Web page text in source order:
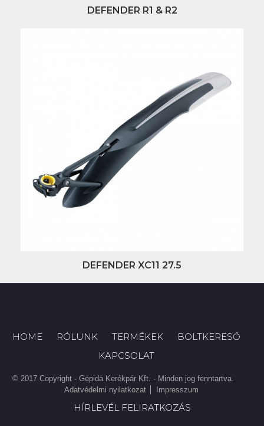
DEFENDER R1 & R2
DEFENDER XC11 27.5
HOME RÓLUNK TERMÉKEK
BOLTKERESŐ
KAPCSOLAT
© 2017 Copyright - Gepida Kerékpár Kft. - Minden jog fenntartva.
Adatvédelmi nyilatkozat
Impresszum
HÍRLEVÉL FELIRATKOZÁS